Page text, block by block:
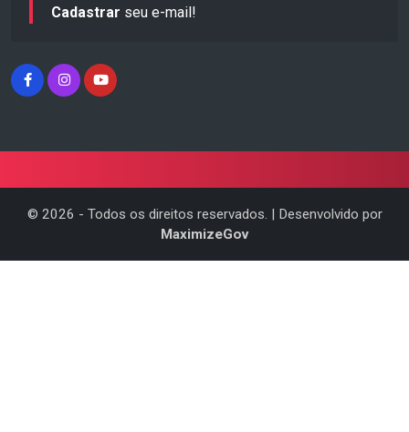
Cadastrar seu e-mail!
© 2026 - Todos os direitos reservados. | Desenvolvido por
MaximizeGov